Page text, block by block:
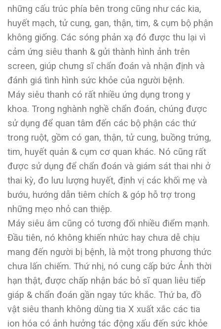
những cấu trúc phía bên trong cũng như các kia,
huyết mạch, tử cung, gan, thận, tim, & cụm bộ phận
không giống. Các sóng phản xạ đó được thu lại vì
cảm ứng siêu thanh & gửi thành hình ảnh trên
screen, giúp chưng sĩ chẩn đoán và nhận định và
đánh giá tình hình sức khỏe của người bệnh.
Máy siêu thanh có rất nhiều ứng dụng trong y
khoa. Trong nghành nghề chẩn đoán, chúng được
sử dụng để quan tâm đến các bộ phận các thứ
trong ruột, gồm có gan, thận, tử cung, buồng trứng,
tim, huyết quản & cụm cơ quan khác. Nó cũng rất
được sử dụng để chẩn đoán và giám sát thai nhi ở
thai kỳ, đo lưu lượng huyết, định vị các khối mẹ và
bướu, hướng dẫn tiêm chích & góp hỗ trợ trong
những mẹo nhỏ can thiệp.
Máy siêu âm cũng có tương đối nhiều điểm mạnh.
Đầu tiên, nó không khiến nhức hay chưa dễ chịu
mang đến người bị bệnh, là một trong phương thức
chưa lấn chiếm. Thứ nhị, nó cung cấp bức Ảnh thời
hạn thật, được chấp nhận bác bỏ sĩ quan liêu tiếp
giáp & chẩn đoán gần ngay tức khắc. Thứ ba, đồ
vật siêu thanh không dùng tia X xuất xắc các tia
ion hóa có ảnh hưởng tác động xấu đến sức khỏe